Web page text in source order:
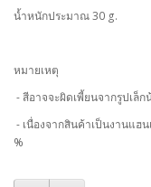
น้ำหนักประมาณ 30 g.
หมายเหตุ
- สีอาจจะผิดเพี้ยนจากรูปเล็ก
- เนื่องจากสินค้าเป็นงานแฮ
%